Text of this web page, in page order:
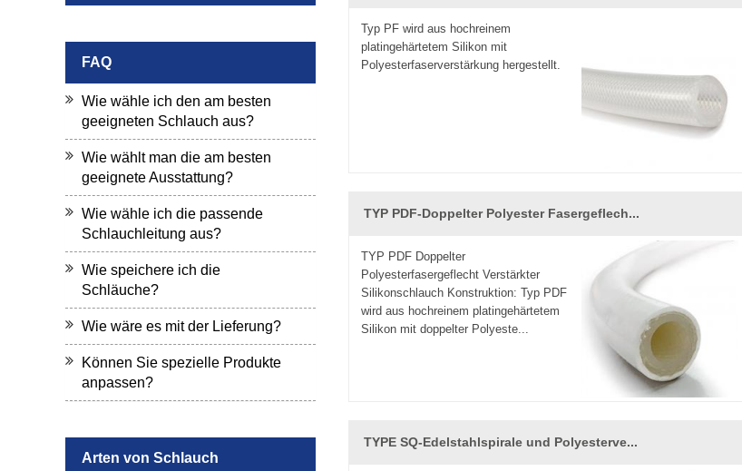
FAQ
Wie wähle ich den am besten
geeigneten Schlauch aus?
Wie wählt man die am besten
geeignete Ausstattung?
Wie wähle ich die passende
Schlauchleitung aus?
Wie speichere ich die
Schläuche?
Wie wäre es mit der Lieferung?
Können Sie spezielle Produkte
anpassen?
Arten von Schlauch
Typ PF wird aus hochreinem
platingehärtetem Silikon mit
Polyesterfaserverstärkung hergestellt.
TYP PDF-Doppelter Polyester Fasergeflech...
TYP PDF Doppelter
Polyesterfasergeflecht Verstärkter
Silikonschlauch Konstruktion: Typ PDF
wird aus hochreinem platingehärtetem
Silikon mit doppelter Polyeste...
TYPE SQ-Edelstahlspirale und Polyesterve...